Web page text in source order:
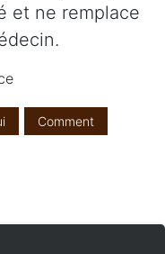
et ne remplace
Comment